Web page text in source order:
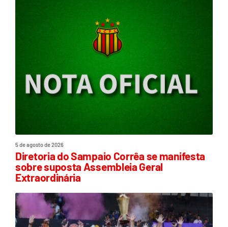
5 de agosto de 2026
Diretoria do Sampaio Corrêa se manifesta
sobre suposta Assembleia Geral
Extraordinária